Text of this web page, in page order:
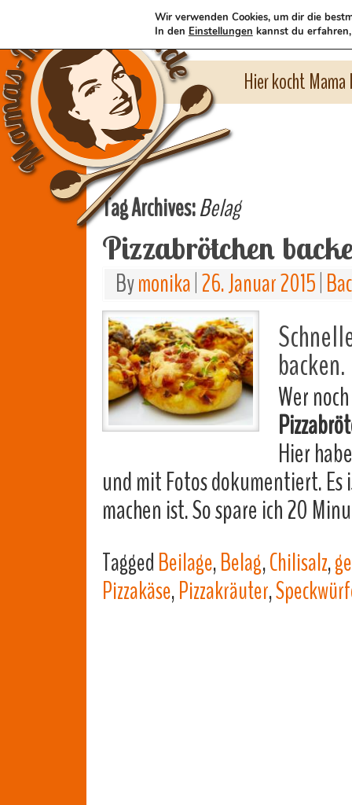
Hier kocht
Tag Archives:Belag
Pizzabrötchen
Bymonika 26. Januar 2015
backen.
Wer
Hier
und mit Fotos dokumentiert.
machen ist. So spare ich 20
TaggedBeilage,Belag,Chilisalz,
Pizzakäse,Pizzakräuter,
Wir verwenden Cookies, um dir die
In den Einstellungen kannst du